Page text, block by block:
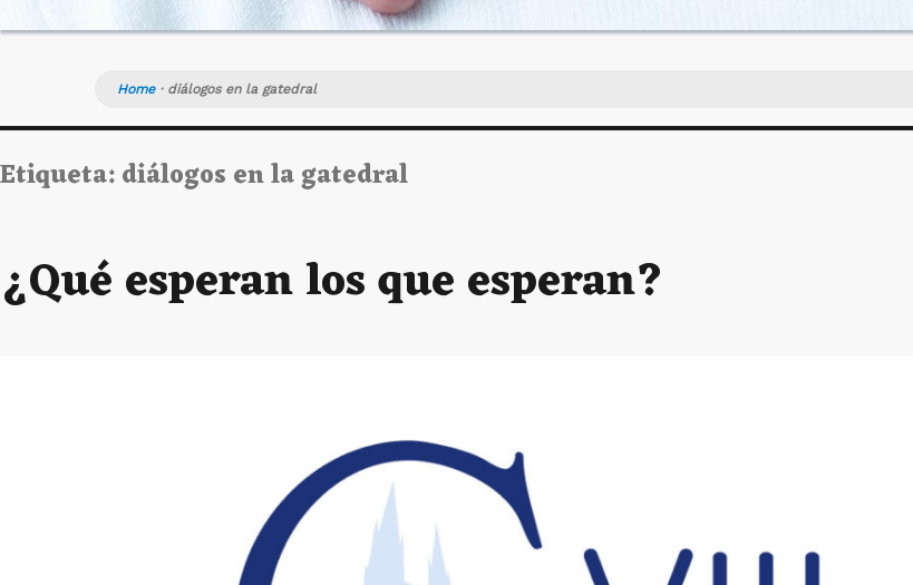
Home· diálogos en la gatedral
Etiqueta:diálogos en la gatedral
¿Qué esperan los que esperan?